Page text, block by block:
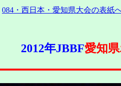
084・西日本・愛知県大会の表紙
2012年JBBF愛知